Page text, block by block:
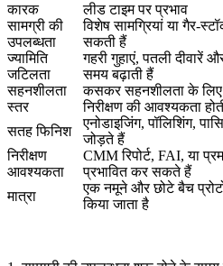
कारक
लीड टाइम पर प्रभाव
सामग्री की
उपलब्धता
विशेष सामग्रियां या गैर-
सकती हैं
ज्यामिति
जटिलता
गहरी गुहाएं, पतली दीवारें
समय बढ़ाती हैं
सहनशीलता
स्तर
कसकर सहनशीलता के लिए
निरीक्षण की आवश्यकता
सतह फिनिश
एनोडाइजिंग, पॉलिशिंग,
जोड़ते हैं
निरीक्षण
आवश्यकता
CMM रिपोर्ट, FAI, या
प्रभावित कर सकते हैं
मात्रा
एक नमूने और छोटे बैच
किया जाता है